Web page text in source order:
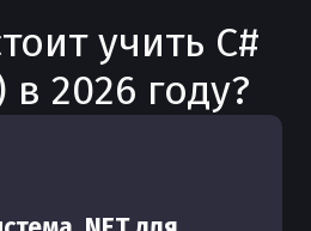
учить C#
в 2026 году?